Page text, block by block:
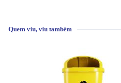
Quem viu, viu também